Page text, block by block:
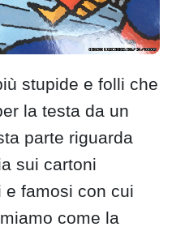
stupide e folli che
la testa da un
parte riguarda
sui cartoni
e famosi con cui
come la